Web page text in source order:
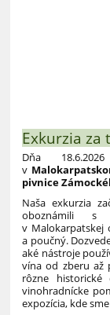
Exkurzia za
Dňa
v
pivnice
Naša exkurzia
oboznámili s
v Malokarpatskej
a poučný.
aké nástroje
vína od zberu až
rôzne
vinohradnícke
expozícia, kde